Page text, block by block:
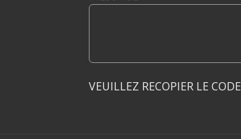
VEUILLEZ RECOPIER LE CODE